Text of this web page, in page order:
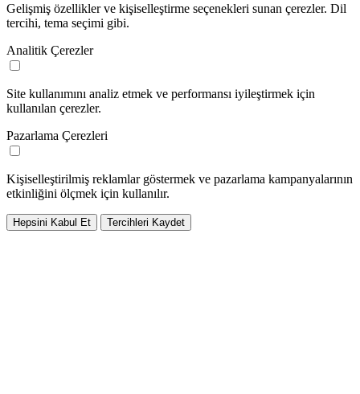
Gelişmiş özellikler ve kişiselleştirme seçenekleri sunan çerezler. Dil
tercihi, tema seçimi gibi.
Analitik Çerezler
Site kullanımını analiz etmek ve performansı iyileştirmek için
kullanılan çerezler.
Pazarlama Çerezleri
Kişiselleştirilmiş reklamlar göstermek ve pazarlama kampanyalarının
etkinliğini ölçmek için kullanılır.
Hepsini Kabul Et Tercihleri Kaydet